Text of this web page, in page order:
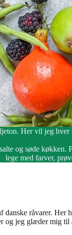
Her vil jeg
og søde
lege med farver,
danske råvarer.
og jeg glæder mig